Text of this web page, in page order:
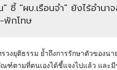
"ผบ.เรือนจำ" ยังไร้อำนา
พักโทษ
วงยุติธรรม ย้ำถึงการรักษาตัวของ
ตามที่ตนเองได้ชี้แจงไปแล้ว และมี